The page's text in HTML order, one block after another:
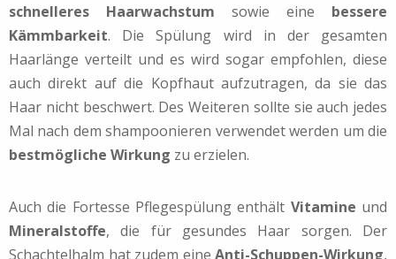
schnelleres Haarwachstum sowie eine bessere
Kämmbarkeit. Die Spülung wird in der gesamten
Haarlänge verteilt und es wird sogar empfohlen, diese
auch direkt auf die Kopfhaut aufzutragen, da sie das
Haar nicht beschwert. Des Weiteren sollte sie auch jedes
Mal nach dem shampoonieren verwendet werden um die
bestmögliche Wirkung zu erzielen.
Auch die Fortesse Pflegespülung enthält Vitamine und
Mineralstoffe, die für gesundes Haar sorgen. Der
Schachtelhalm hat zudem eine Anti-Schuppen-Wirkung,